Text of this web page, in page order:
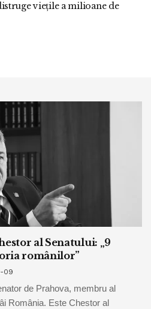
viețile a milioane de
al Senatului: „9
românilor”
09
de Prahova, membru al
România. Este Chestor al